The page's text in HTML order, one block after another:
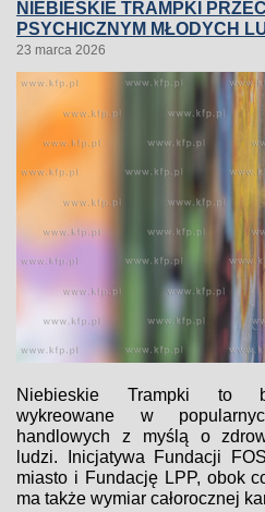
NIEBIESKIE TRAMPKI
PSYCHICZNYM MŁODYCH
23 marca 2026
Niebieskie Trampki to
wykreowane w
handlowych z myślą o
ludzi. Inicjatywa Fundacji
miasto i Fundację LPP, obok
ma także wymiar całorocznej